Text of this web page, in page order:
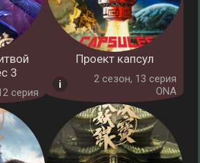
3
серия
Проект капсул
2 cезон, 13 серия
ONA